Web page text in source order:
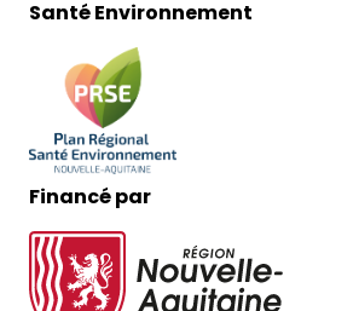
Santé Environnement
Financé par